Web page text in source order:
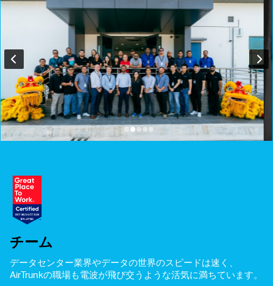
チーム
データセンター業界やデータの世界のスピードは速く、
AirTrunkの職場も電波が飛び交うような活気に満ちています。